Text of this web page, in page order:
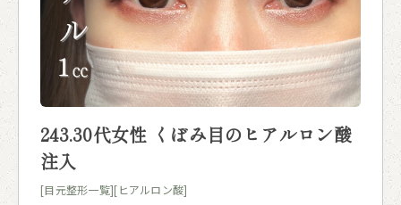
243.30代女性 くぼみ目のヒアルロン酸
注入
[目元整形一覧][ヒアルロン酸]